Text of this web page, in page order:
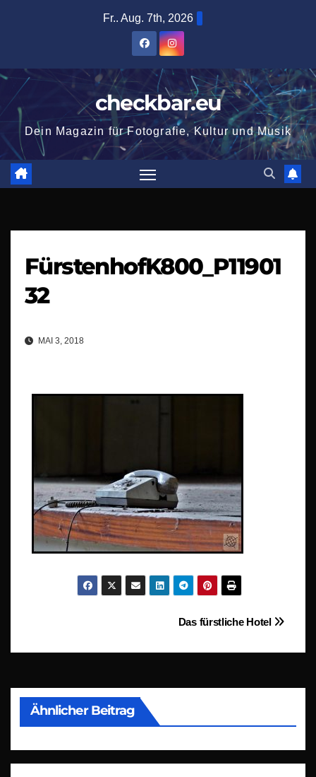
Fr.. Aug. 7th, 2026
checkbar.eu
Dein Magazin für Fotografie, Kultur und Musik
FürstenhofK800_P11901
32
MAI 3, 2018
Beitragsnavigation
Das fürstliche Hotel
Ähnlicher Beitrag